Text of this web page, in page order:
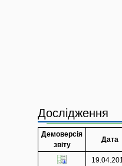
Дослідження
Демоверсія
звіту
Дата